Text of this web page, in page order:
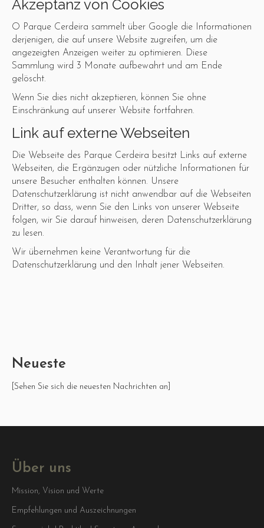
Akzeptanz von Cookies
O Parque Cerdeira sammelt über Google die Informationen
derjenigen, die auf unsere Website zugreifen, um die
angezeigten Anzeigen weiter zu optimieren. Diese
Sammlung wird 3 Monate aufbewahrt und am Ende
gelöscht.
Wenn Sie dies nicht akzeptieren, können Sie ohne
Einschränkung auf unserer Website fortfahren.
Link auf externe Webseiten
Die Webseite des Parque Cerdeira besitzt Links auf externe
Webseiten, die Ergänzugen oder nützliche Informationen für
unsere Besucher enthalten können. Unsere
Datenschutzerklärung ist nicht anwendbar auf die Webseiten
Dritter, so dass, wenn Sie den Links von unserer Webseite
folgen, wir Sie darauf hinweisen, deren Datenschutzerklärung
zu lesen.
Wir übernehmen keine Verantwortung für die
Datenschutzerklärung und den Inhalt jener Webseiten.
Neueste
[Sehen Sie sich die neuesten Nachrichten an]
Über uns
Mission, Vision und Werte
Empfehlungen und Auszeichnungen